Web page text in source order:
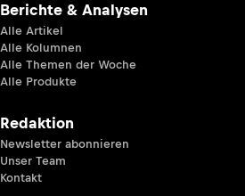
Berichte & Analysen
Alle Artikel
Alle Kolumnen
Alle Themen der Woche
Alle Produkte
Redaktion
Newsletter abonnieren
Unser Team
Kontakt